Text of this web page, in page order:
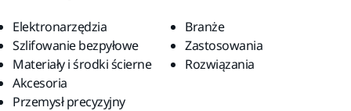
Elektronarzędzia
Szlifowanie bezpyłowe
Materiały i środki ścierne
Akcesoria
Przemysł precyzyjny
Branże
Zastosowania
Rozwiązania